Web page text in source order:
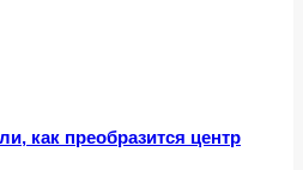
как преобразится центр